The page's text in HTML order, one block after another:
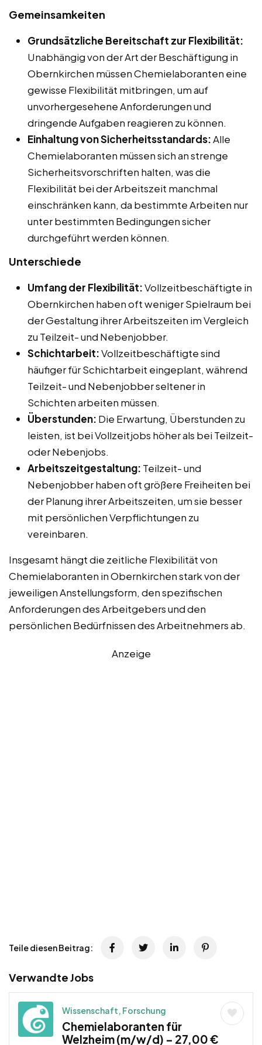
Gemeinsamkeiten
Grundsätzliche Bereitschaft zur Flexibilität:
Unabhängig von der Art der Beschäftigung in
Obernkirchen müssen Chemielaboranten eine
gewisse Flexibilität mitbringen, um auf
unvorhergesehene Anforderungen und
dringende Aufgaben reagieren zu können.
Einhaltung von Sicherheitsstandards:Alle
Chemielaboranten müssen sich an strenge
Sicherheitsvorschriften halten, was die
Flexibilität bei der Arbeitszeit manchmal
einschränken kann, da bestimmte Arbeiten nur
unter bestimmten Bedingungen sicher
durchgeführt werden können.
Unterschiede
Umfang der Flexibilität:Vollzeitbeschäftigte in
Obernkirchen haben oft weniger Spielraum bei
der Gestaltung ihrer Arbeitszeiten im Vergleich
zu Teilzeit- und Nebenjobber.
Schichtarbeit:Vollzeitbeschäftigte sind
häufiger für Schichtarbeit eingeplant, während
Teilzeit- und Nebenjobber seltener in
Schichten arbeiten müssen.
Überstunden: Die Erwartung, Überstunden zu
leisten, ist bei Vollzeitjobs höher als bei Teilzeit-
oder Nebenjobs.
Arbeitszeitgestaltung: Teilzeit- und
Nebenjobber haben oft größere Freiheiten bei
der Planung ihrer Arbeitszeiten, um sie besser
mit persönlichen Verpflichtungen zu
vereinbaren.
Insgesamt hängt die zeitliche Flexibilität von
Chemielaboranten in Obernkirchen stark von der
jeweiligen Anstellungsform, den spezifischen
Anforderungen des Arbeitgebers und den
persönlichen Bedürfnissen des Arbeitnehmers ab.
Anzeige
Teile diesen Beitrag:
Verwandte Jobs
Wissenschaft, Forschung
Chemielaboranten für
Welzheim (m/w/d) – 27,00 €